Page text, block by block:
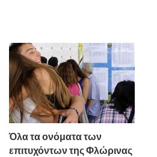
Όλα τα ονόματα των
επιτυχόντων της Φλώρινας